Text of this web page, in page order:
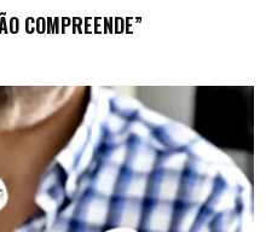
COMPREENDE”